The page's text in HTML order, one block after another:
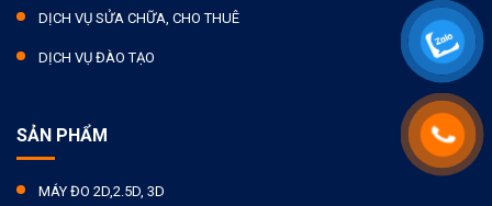
DỊCH VỤ SỬA CHỮA, CHO THUÊ
DỊCH VỤ ĐÀO TẠO
SẢN PHẨM
MÁY ĐO 2D,2.5D, 3D